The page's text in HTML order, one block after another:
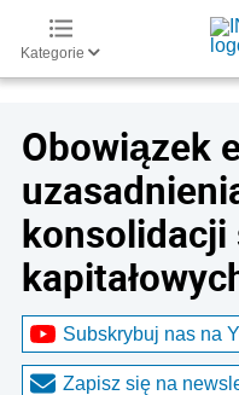
Kategorie
Obowiązek
konsolidacji
Subskrybuj nas na
Zapisz się na